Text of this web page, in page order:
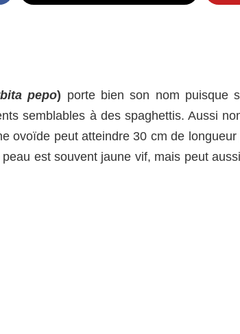
pepo) porte bien son nom puisque
semblables à des spaghettis. Aussi
ovoïde peut atteindre 30 cm de
est souvent jaune vif, mais peut